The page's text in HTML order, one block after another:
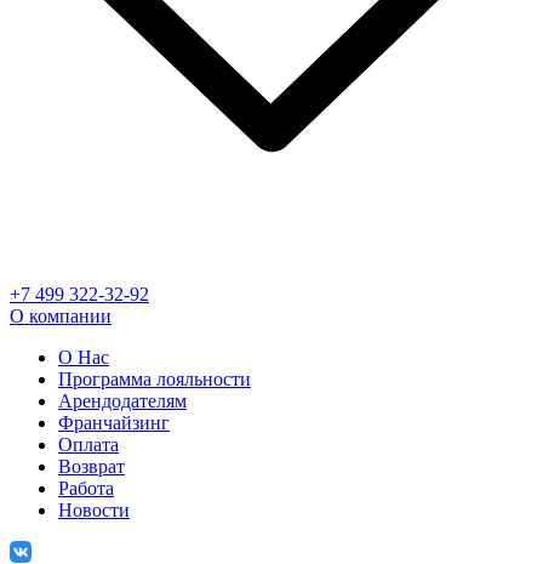
+7 499 322-32-92
О компании
О Нас
Программа лояльности
Арендодателям
Франчайзинг
Оплата
Возврат
Работа
Новости